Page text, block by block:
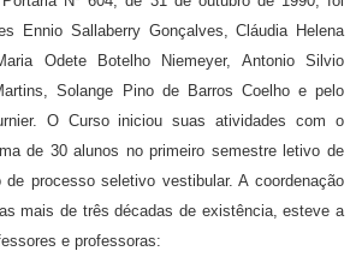
Ennio Sallaberry Gonçalves, Cláudia Helena
Odete Botelho Niemeyer, Antonio Silvio
Solange Pino de Barros Coelho e pelo
O Curso iniciou suas atividades com o
de 30 alunos no primeiro semestre letivo de
processo seletivo vestibular. A coordenação
mais de três décadas de existência, esteve a
e professoras: